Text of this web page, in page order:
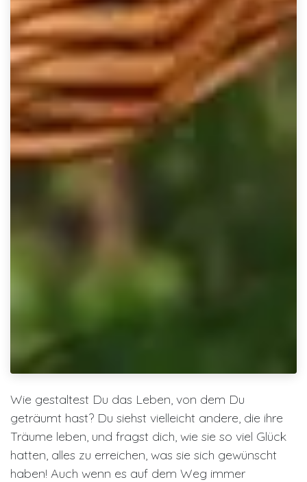
Wie gestaltest Du das Leben, von dem Du
geträumt hast? Du siehst vielleicht andere, die ihre
Träume leben, und fragst dich, wie sie so viel Glück
hatten, alles zu erreichen, was sie sich gewünscht
haben! Auch wenn es auf dem Weg immer